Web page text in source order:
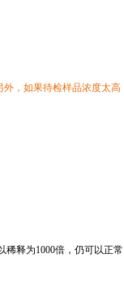
，如果待检样品浓度太高
稀释为1000倍，仍可以正常